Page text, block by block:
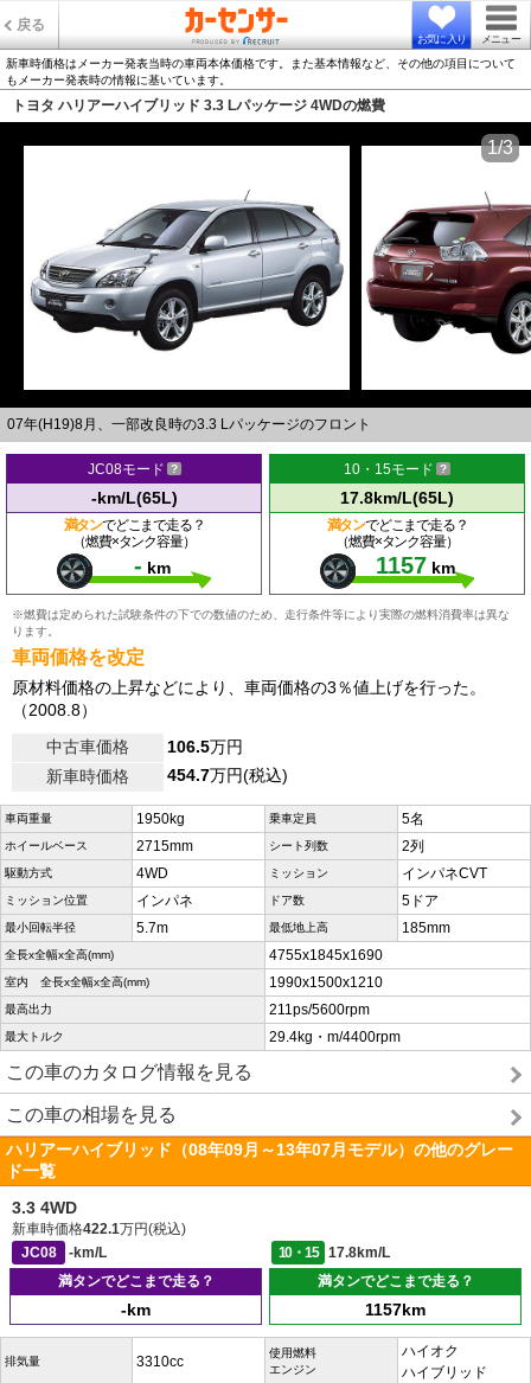
戻る
お気に入り メニュー
新車時価格はメーカー発表当時の車両本体価格です。また基本情報など、その他の項目について
もメーカー発表時の情報に基いています。
トヨタ ハリアーハイブリッド 3.3 Lパッケージ 4WDの燃費
07年(H19)8月、一部改良時の3.3 Lパッケージのフロント
1/3
JC08モード
-km/L(65L)
満タンでどこまで走る？
（燃費×タンク容量）
- km
10・15モード
17.8km/L(65L)
満タンでどこまで走る？
（燃費×タンク容量）
1157 km
※燃費は定められた試験条件の下での数値のため、走行条件等により実際の燃料消費率は異な
ります。
車両価格を改定
原材料価格の上昇などにより、車両価格の3％値上げを行った。
（2008.8）
中古車価格
106.5万円
新車時価格
454.7万円(税込)
車両重量 1950kg 乗車定員 5名
ホイールベース 2715mm シート列数 2列
駆動方式 4WD ミッション インパネCVT
ミッション位置 インパネ ドア数 5ドア
最小回転半径 5.7m 最低地上高 185mm
全長x全幅x全高(mm) 4755x1845x1690
室内 全長x全幅x全高(mm) 1990x1500x1210
最高出力 211ps/5600rpm
最大トルク 29.4kg・m/4400rpm
この車のカタログ情報を見る
この車の相場を見る
ハリアーハイブリッド（08年09月～13年07月モデル）の他のグレー
ド一覧
3.3 4WD
新車時価格422.1万円(税込)
JC08
-km/L 10・15
17.8km/L
満タンでどこまで走る？
-km
満タンでどこまで走る？
1157km
排気量 3310cc
使用燃料
エンジン
ハイオク
ハイブリッド